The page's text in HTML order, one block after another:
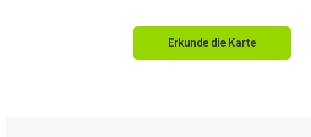
Erkunde die Karte